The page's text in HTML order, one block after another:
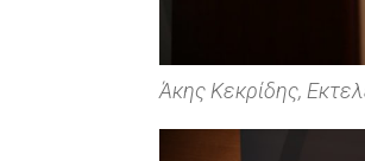
Άκης Κεκρίδης,